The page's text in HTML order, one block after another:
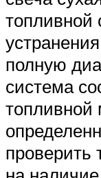
топливной
полную
система
топливной
проверить